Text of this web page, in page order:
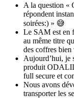
A la question «
répondent
soirées:) » 😅
Le SAM est en
au même titre
des coffres
Aujourd’hui, je
produit
full secure et
Nous avons
transporter les